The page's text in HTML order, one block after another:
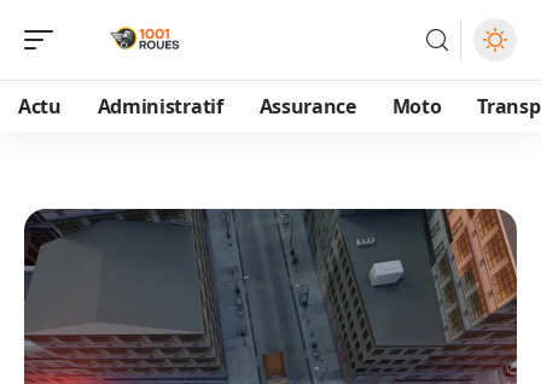
Actu Administratif Assurance Moto